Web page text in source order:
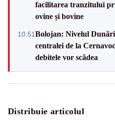
facilitarea tranzitului
ovine și bovine
10:51Bolojan: Nivelul
centralei de la
debitele vor scădea
Distribuie articolul